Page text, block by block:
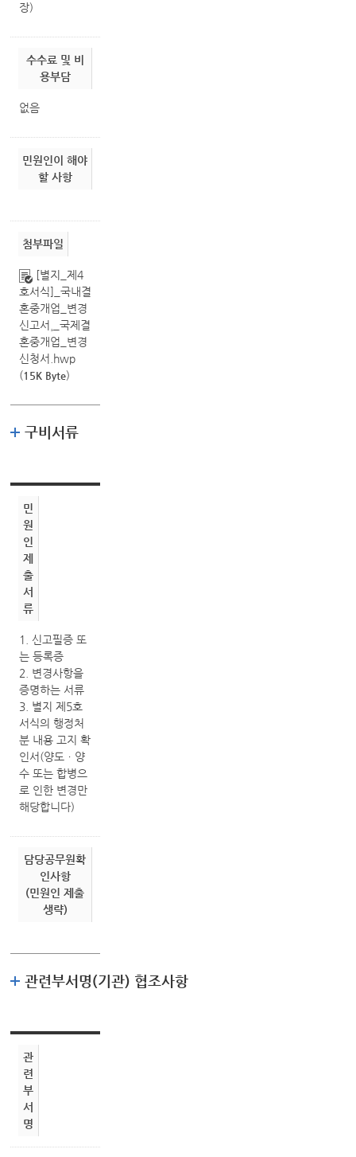
장)
수수료 및 비
용부담
없음
민원인이 해야
할 사항
첨부파일
[별지_제4
호서식]_국내결
혼중개업_변경
신고서¸_국제결
혼중개업_변경
신청서.hwp
(15K Byte)
구비서류
민
원
인
제
출
서
류
1. 신고필증 또
는 등록증
2. 변경사항을
증명하는 서류
3. 별지 제5호
서식의 행정처
분 내용 고지 확
인서(양도ㆍ양
수 또는 합병으
로 인한 변경만
해당합니다)
담당공무원확
인사항
(민원인 제출
생략)
관련부서명(기관) 협조사항
관
련
부
서
명